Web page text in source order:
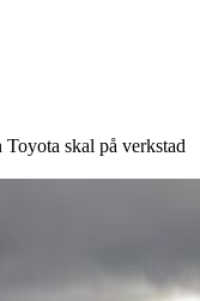
skal på verkstad